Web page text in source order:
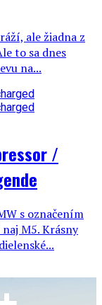
ale žiadna z
to sa dnes
na...
/
s označením
M5. Krásny